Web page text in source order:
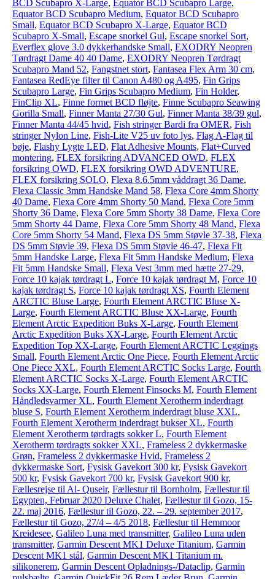
BCD Scubapro X-Large, Equator BCD Scubapro Large,
Equator BCD Scubapro Medium, Equator BCD Scubapro
Small, Equator BCD Scubapro X-Large, Equator BCD
Scubapro X-Small, Escape snorkel Gul, Escape snorkel Sort,
Everflex glove 3.0 dykkerhandske Small, EXODRY Neopren
Tørdragt Dame 40 40 Dame, EXODRY Neopren Tørdragt
Scubapro Mand 52, Fangstnet stort, Fantasea Flex Arm 30 cm,
Fantasea RedEye filter til Canon A480 og A495, Fin Grips
Scubapro Large, Fin Grips Scubapro Medium, Fin Holder,
FinClip XL, Finne formet BCD fløjte, Finne Scubapro Seawing
Gorilla Small, Finner Manta 27/30 Gul, Finner Manta 38/39 gul,
Finner Manta 44/45 hvid, Fish stringer Bardi fra OMER, Fish
stringer Nylon Line, Fish-Lite V25 uv foto lys, Flag A-Flag til
bøje, Flashy Lygte LED, Flat Adhesive Mounts, Flat+Curved
montering, FLEX forsikring ADVANCED OWD, FLEX
forsikring OWD, FLEX forsikring OWD ADVENTURE,
FLEX forsikring SOLO, Flexa 8.6.5mm våddragt 36 Dame,
Flexa Classic 3mm Handske Mand 58, Flexa Core 4mm Shorty
40 Dame, Flexa Core 4mm Shorty 50 Mand, Flexa Core 5mm
Shorty 36 Dame, Flexa Core 5mm Shorty 38 Dame, Flexa Core
5mm Shorty 44 Dame, Flexa Core 5mm Shorty 48 Mand, Flexa
Core 5mm Shorty 54 Mand, Flexa DS 5mm Støvle 37-38, Flexa
DS 5mm Støvle 39, Flexa DS 5mm Støvle 46-47, Flexa Fit
5mm Handske Large, Flexa Fit 5mm Handske Medium, Flexa
Fit 5mm Handske Small, Flexa Vest 3mm med hætte 27-29,
Force 10 kajak tørdragt L, Force 10 kajak tørdragt M, Force 10
kajak tørdragt S, Force 10 kajak tørdragt XS, Fourth Element
ARCTIC Bluse Large, Fourth Element ARCTIC Bluse X-
Large, Fourth Element ARCTIC Bluse XX-Large, Fourth
Element Arctic Expedition Buks X-Large, Fourth Element
Arctic Expedition Buks XX-Large, Fourth Element Arctic
Expedition Top XX-Large, Fourth Element ARCTIC Leggings
Small, Fourth Element Arctic One Piece, Fourth Element Arctic
One Piece XXL, Fourth Element ARCTIC Socks Large, Fourth
Element ARCTIC Socks X-Large, Fourth Element ARCTIC
Socks XX-Large, Fourth Element Finsocks M, Fourth Element
Håndledsvarmer XL, Fourth Element Xerotherm inderdragt
bluse S, Fourth Element Xerotherm inderdragt bluse XXL,
Fourth Element Xerotherm inderdragt bukser XL, Fourth
Element Xerotherm tørdragts sokker L, Fourth Element
Xerotherm tørdragts sokker XXL, Frameless 2 dykkermaske
Grøn, Frameless 2 dykkermaske Hvid, Frameless 2
dykkermaske Sort, Fysisk Gavekort 300 kr, Fysisk Gavekort
500 kr, Fysisk Gavekort 700 kr, Fysisk Gavekort 900 kr,
Fællesrejse til Al- Quseir, Fællestur til Bornholm, Fællestur til
Egypten, Februar 2020 Deluxe Chalet, Fællestur til Gozo, 15-
22. maj 2016, Fællestur til Gozo, 22. – 29. september 2017,
Fællestur til Gozo, 27/4 – 4/5 2018, Fællestur til Hemmoor
Kreidesee, Galileo Luna med transmitter, Galileo Luna uden
transmitter, Garmin Descent MK1 Deluxe Titanium, Garmin
Descent MK1 stål, Garmin Descent MK1 Titanium m.
silikonerem, Garmin Descent Opladnings-/Dataclip, Garmin